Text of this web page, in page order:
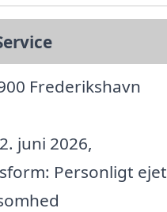
Frederikshavn
juni 2026,
Personligt ejet